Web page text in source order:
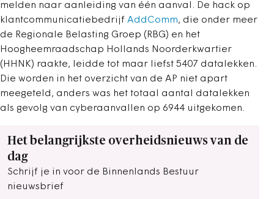
melden naar aanleiding van één aanval. De hack op
klantcommunicatiebedrijf AddComm, die onder meer
de Regionale Belasting Groep (RBG) en het
Hoogheemraadschap Hollands Noorderkwartier
(HHNK) raakte, leidde tot maar liefst 5407 datalekken.
Die worden in het overzicht van de AP niet apart
meegeteld, anders was het totaal aantal datalekken
als gevolg van cyberaanvallen op 6944 uitgekomen.
Het belangrijkste overheidsnieuws van de
dag
Schrijf je in voor de Binnenlands Bestuur
nieuwsbrief